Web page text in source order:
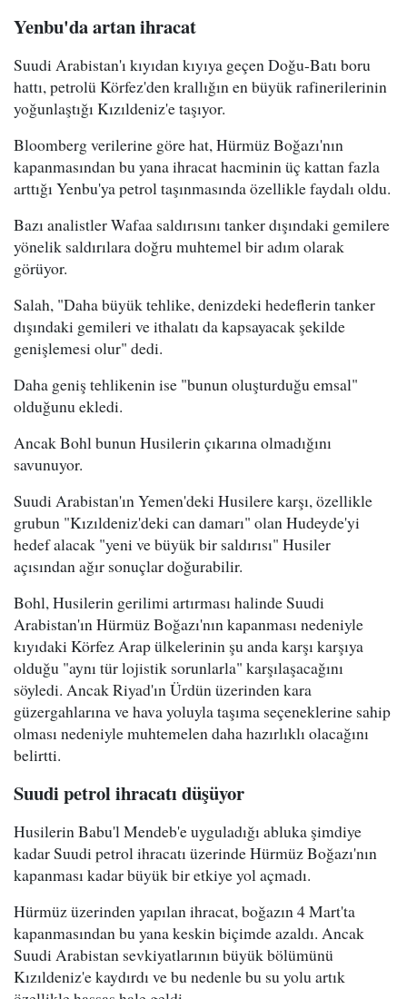
Yenbu'da artan ihracat
Suudi Arabistan'ı kıyıdan kıyıya geçen Doğu-Batı boru
hattı, petrolü Körfez'den krallığın en büyük rafinerilerinin
yoğunlaştığı Kızıldeniz'e taşıyor.
Bloomberg verilerine göre hat, Hürmüz Boğazı'nın
kapanmasından bu yana ihracat hacminin üç kattan fazla
arttığı Yenbu'ya petrol taşınmasında özellikle faydalı oldu.
Bazı analistler Wafaa saldırısını tanker dışındaki gemilere
yönelik saldırılara doğru muhtemel bir adım olarak
görüyor.
Salah, "Daha büyük tehlike, denizdeki hedeflerin tanker
dışındaki gemileri ve ithalatı da kapsayacak şekilde
genişlemesi olur" dedi.
Daha geniş tehlikenin ise "bunun oluşturduğu emsal"
olduğunu ekledi.
Ancak Bohl bunun Husilerin çıkarına olmadığını
savunuyor.
Suudi Arabistan'ın Yemen'deki Husilere karşı, özellikle
grubun "Kızıldeniz'deki can damarı" olan Hudeyde'yi
hedef alacak "yeni ve büyük bir saldırısı" Husiler
açısından ağır sonuçlar doğurabilir.
Bohl, Husilerin gerilimi artırması halinde Suudi
Arabistan'ın Hürmüz Boğazı'nın kapanması nedeniyle
kıyıdaki Körfez Arap ülkelerinin şu anda karşı karşıya
olduğu "aynı tür lojistik sorunlarla" karşılaşacağını
söyledi. Ancak Riyad'ın Ürdün üzerinden kara
güzergahlarına ve hava yoluyla taşıma seçeneklerine sahip
olması nedeniyle muhtemelen daha hazırlıklı olacağını
belirtti.
Suudi petrol ihracatı düşüyor
Husilerin Babu'l Mendeb'e uyguladığı abluka şimdiye
kadar Suudi petrol ihracatı üzerinde Hürmüz Boğazı'nın
kapanması kadar büyük bir etkiye yol açmadı.
Hürmüz üzerinden yapılan ihracat, boğazın 4 Mart'ta
kapanmasından bu yana keskin biçimde azaldı. Ancak
Suudi Arabistan sevkiyatlarının büyük bölümünü
Kızıldeniz'e kaydırdı ve bu nedenle bu su yolu artık